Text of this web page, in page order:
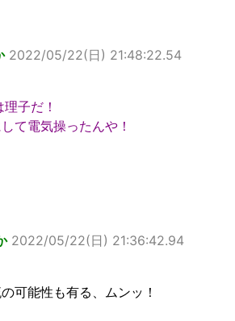
2022/05/22(日) 21:48:22.54
理子だ！
て電気操ったんや！
2022/05/22(日) 21:36:42.94
可能性も有る、ムンッ！